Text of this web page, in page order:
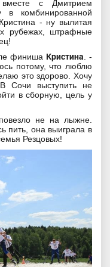
с Дмитрием
в комбинированной
- ну вылитая
рубежах, штрафные
финиша Кристина . -
потому, что люблю
это здорово. Хочу
Сочи выступить не
в сборную, цель у
не на лыжне.
пить, она выиграла в
Резцовых!